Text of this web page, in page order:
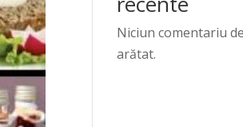
Niciun comentariu de
arătat.